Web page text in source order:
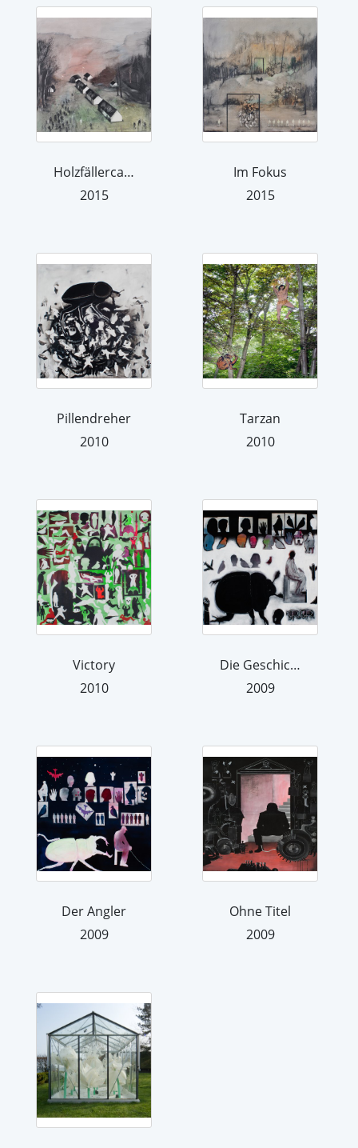
Holzfällercamp
2015
Im Fokus
2015
Pillendreher
2010
Tarzan
2010
Victory
2010
Die Geschichtenerzählerin
2009
Der Angler
2009
Ohne Titel
2009